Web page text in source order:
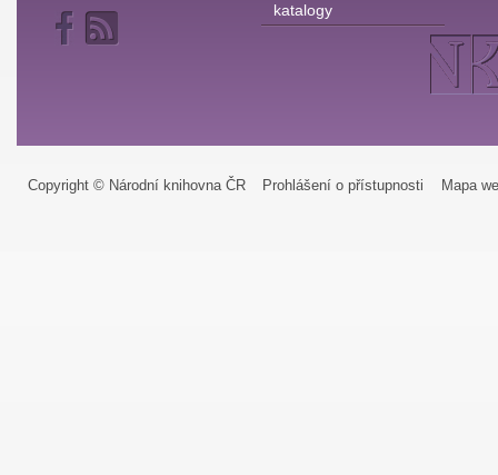
katalogy
Copyright © Národní knihovna ČR Prohlášení o přístupnosti Mapa